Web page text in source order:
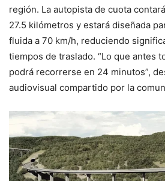
región. La autopista de cuota
27.5 kilómetros y estará diseñada
fluida a 70 km/h, reduciendo
tiempos de traslado. “Lo que antes
podrá recorrerse en 24 minutos”,
audiovisual compartido por la